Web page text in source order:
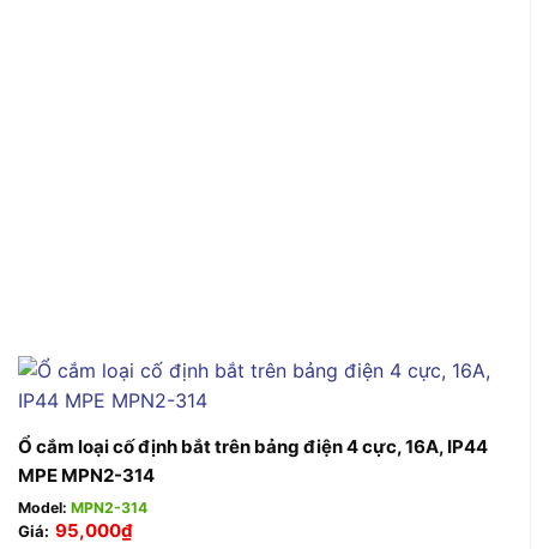
Ổ cắm loại cố định bắt trên bảng điện 4 cực, 16A, IP44
MPE MPN2-314
Model: MPN2-314
Giá: 95,000₫